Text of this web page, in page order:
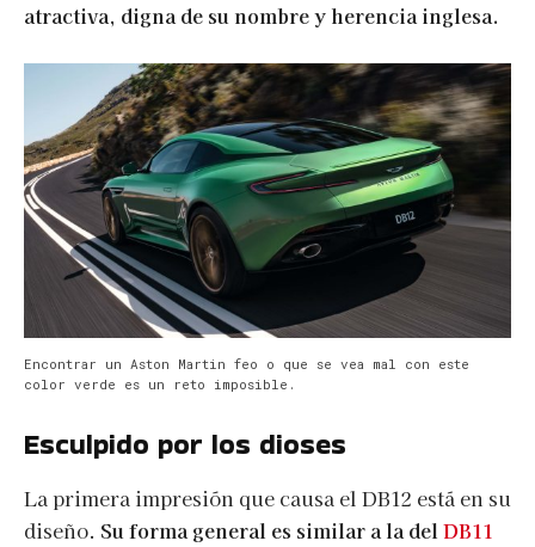
atractiva, digna de su nombre y herencia inglesa.
Encontrar un Aston Martin feo o que se vea mal con este
color verde es un reto imposible.
Esculpido por los dioses
La primera impresión que causa el DB12 está en su
diseño. Su forma general es similar a la delDB11